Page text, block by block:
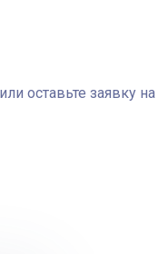
оставьте заявку на